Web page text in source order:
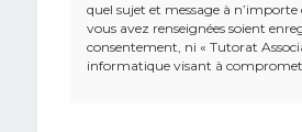
quel sujet et message à
vous avez renseignées soient
consentement, ni « Tutorat
informatique visant à